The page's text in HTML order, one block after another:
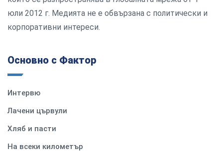
юли 2012 г. Медията не е обвързана с политически и
корпоративни интереси.
Основно с Фактор
Интервю
Лачени цървули
Хляб и пасти
На всеки километър